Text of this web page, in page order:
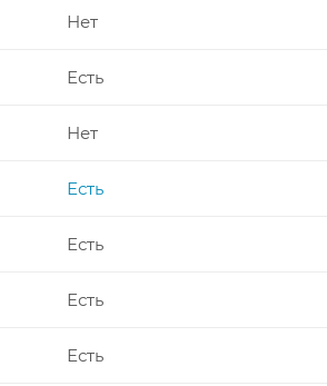
Нет
Есть
Нет
Есть
Есть
Есть
Есть